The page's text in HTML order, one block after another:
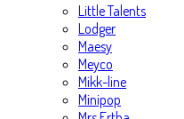
Little Talents
Lodger
Maesy
Meyco
Mikk-line
Minipop